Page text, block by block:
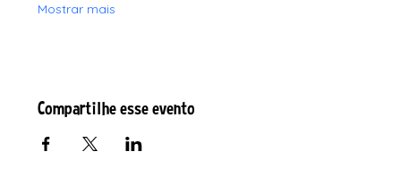
Mostrar mais
Compartilhe esse evento